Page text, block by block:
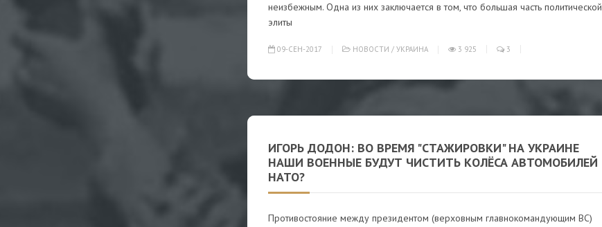
неизбежным. Одна из них заключается в том, что большая часть политической
элиты
09-СЕН-2017 НОВОСТИ / УКРАИНА 3 925 3
ИГОРЬ ДОДОН: ВО ВРЕМЯ "СТАЖИРОВКИ" НА УКРАИНЕ
НАШИ ВОЕННЫЕ БУДУТ ЧИСТИТЬ КОЛЁСА АВТОМОБИЛЕЙ
НАТО?
Противостояние между президентом (верховным главнокомандующим ВС)